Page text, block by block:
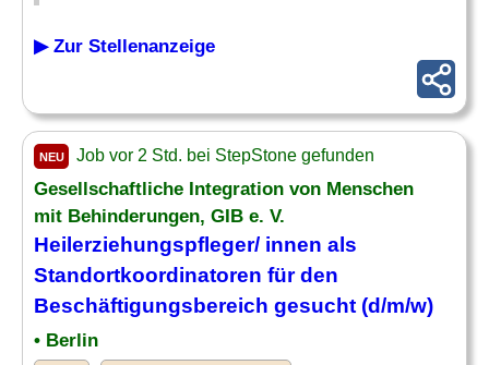
▶ Zur Stellenanzeige
NEU Job vor 2 Std. bei StepStone gefunden
Gesellschaftliche Integration von Menschen
mit Behinderungen, GIB e. V.
Heilerziehungspfleger/ innen als
Standortkoordinatoren für den
Beschäftigungsbereich gesucht (d/m/w)
• Berlin